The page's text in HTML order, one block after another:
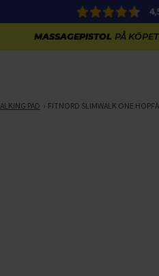
MASSAGEPISTOL PÅ
PAD FITNORD SLIMWALK ONE